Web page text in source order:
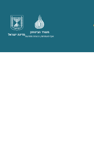
מדינת ישראל
משרד הביטחון
אגף משפחות, הנצחה ומורשת